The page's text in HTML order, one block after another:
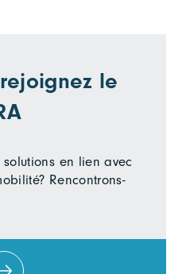
le
solutions en lien avec
Rencontrons-